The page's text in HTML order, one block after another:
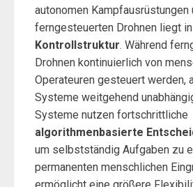
autonomen Kampfausrüstungen
ferngesteuerten Drohnen liegt
Kontrollstruktur. Während
Drohnen kontinuierlich von
Operateuren gesteuert werden,
Systeme weitgehend
Systeme nutzen fortschrittliche
algorithmenbasierte
um selbstständig Aufgaben zu
permanenten menschlichen